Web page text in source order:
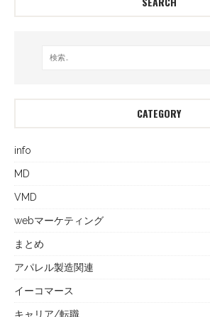
CATEGORY
info
MD
VMD
webマーケティング
まとめ
アパレル製造関連
イーコマース
キャリア/転職